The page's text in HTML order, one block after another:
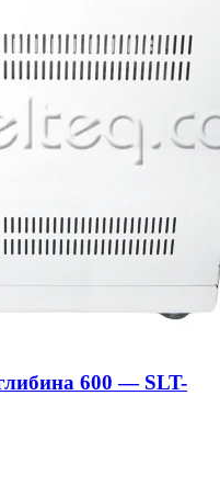
600 — SLT-